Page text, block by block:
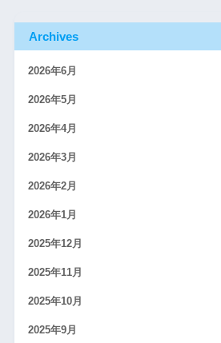
Archives
2026年6月
2026年5月
2026年4月
2026年3月
2026年2月
2026年1月
2025年12月
2025年11月
2025年10月
2025年9月